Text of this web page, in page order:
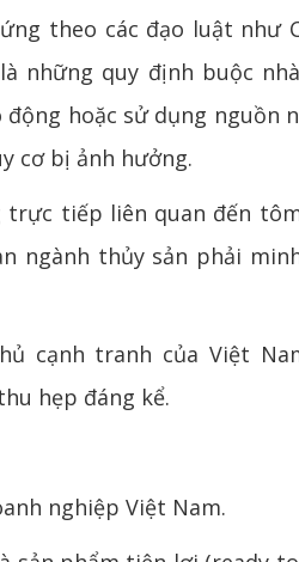
theo các đạo luật như
những quy định buộc
hoặc sử dụng nguồn
cơ bị ảnh hưởng.
trực tiếp liên quan đến
ngành thủy sản phải
cạnh tranh của Việt
hẹp đáng kể.
nghiệp Việt Nam.